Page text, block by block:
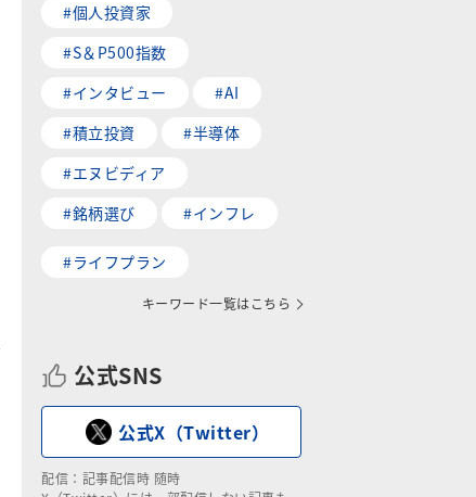
#個人投資家
#S＆P500指数
#インタビュー
#AI
#積立投資
#半導体
#エヌビディア
#銘柄選び
#インフレ
#ライフプラン
キーワード一覧はこちら
公式SNS
公式X（Twitter）
配信：記事配信時 随時